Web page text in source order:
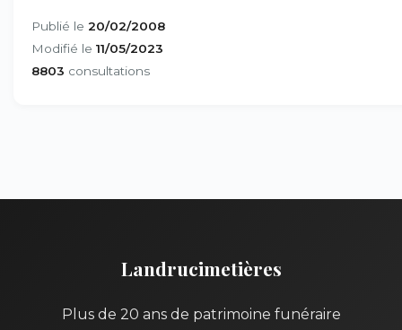
Publié le 20/02/2008
Modifié le 11/05/2023
8803 consultations
Landrucimetières
Plus de 20 ans de patrimoine funéraire